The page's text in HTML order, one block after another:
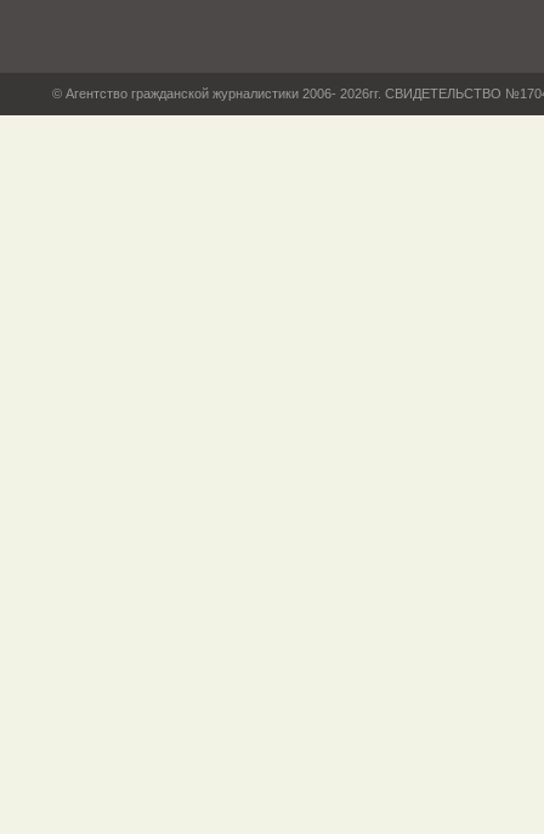
© Агентство гражданской журналистики 2006- 2026гг. СВИДЕТЕЛЬСТВО